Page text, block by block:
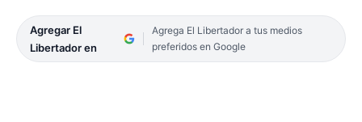
Agregar El
Libertador en
Agrega El Libertador a tus medios
preferidos en Google